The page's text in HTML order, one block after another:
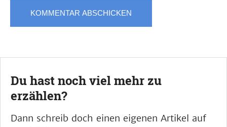
Du hast noch viel mehr zu
erzählen?
Dann schreib doch einen eigenen Artikel auf